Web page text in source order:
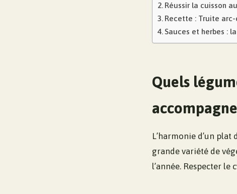
Réussir la cuisson
Recette : Truite
Sauces et herbes :
Quels
L’harmonie d’un
grande variété de
l’année. Respecter